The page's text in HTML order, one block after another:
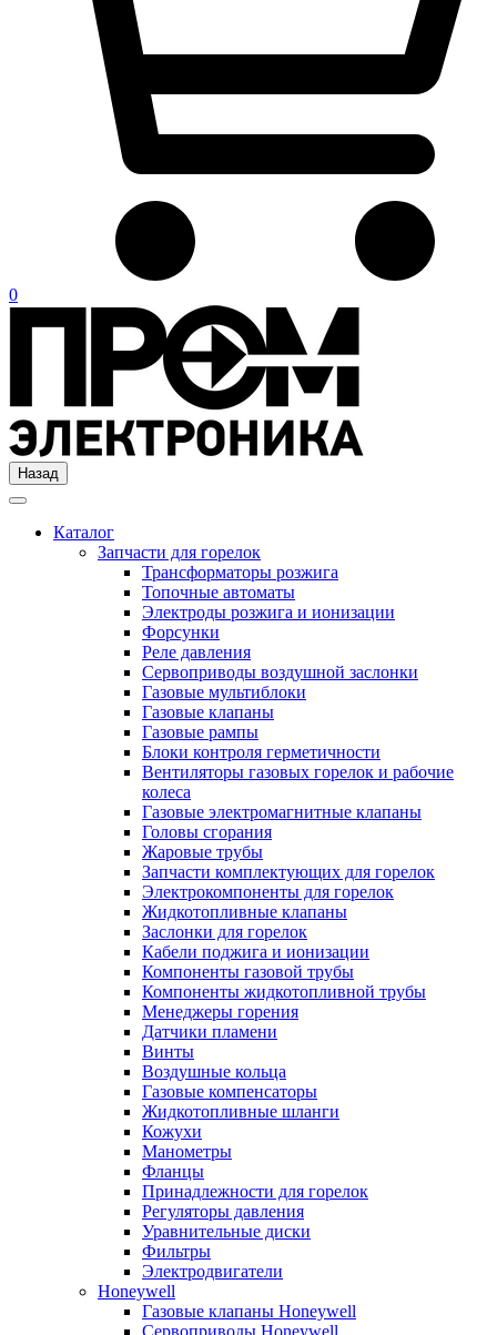
0
Назад
Каталог
Запчасти для горелок
Трансформаторы розжига
Топочные автоматы
Электроды розжига и ионизации
Форсунки
Реле давления
Сервоприводы воздушной заслонки
Газовые мультиблоки
Газовые клапаны
Газовые рампы
Блоки контроля герметичности
Вентиляторы газовых горелок и рабочие
колеса
Газовые электромагнитные клапаны
Головы сгорания
Жаровые трубы
Запчасти комплектующих для горелок
Электрокомпоненты для горелок
Жидкотопливные клапаны
Заслонки для горелок
Кабели поджига и ионизации
Компоненты газовой трубы
Компоненты жидкотопливной трубы
Менеджеры горения
Датчики пламени
Винты
Воздушные кольца
Газовые компенсаторы
Жидкотопливные шланги
Кожухи
Манометры
Фланцы
Принадлежности для горелок
Регуляторы давления
Уравнительные диски
Фильтры
Электродвигатели
Honeywell
Газовые клапаны Honeywell
Сервоприводы Honeywell